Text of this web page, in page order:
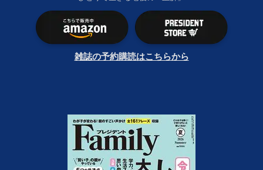
雑誌の予約購読はこちらから